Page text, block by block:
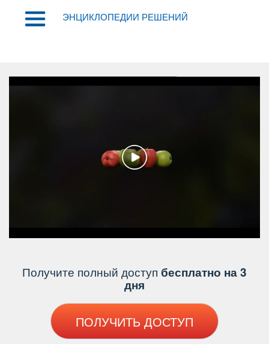
ЭНЦИКЛОПЕДИИ РЕШЕНИЙ
Получите полный доступ есплатно на 3
дня
ПОЛУЧИТЬ ДОСТУП